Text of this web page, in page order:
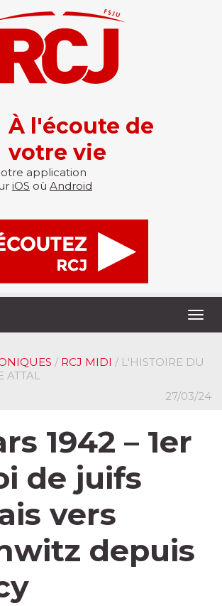
À l'écoute de
votre vie
application
iOS où Android
/ RCJ MIDI / L'HISTOIRE DU
ATTAL
27/03/24
1942 – 1er
de juifs
vers
depuis